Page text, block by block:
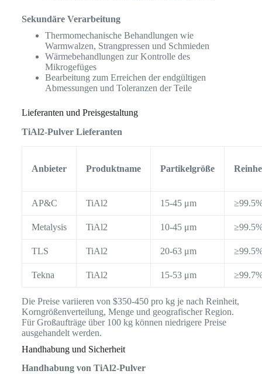
Sekundäre Verarbeitung
Thermomechanische Behandlungen wie
Warmwalzen, Strangpressen und Schmieden
Wärmebehandlungen zur Kontrolle des
Mikrogefüges
Bearbeitung zum Erreichen der endgültigen
Abmessungen und Toleranzen der Teile
Lieferanten und Preisgestaltung
TiAl2-Pulver Lieferanten
Anbieter Produktname Partikelgröße
AP&C TiAl2 15-45 μm
Metalysis TiAl2 10-45 μm
TLS TiAl2 20-63 μm
Tekna TiAl2 15-53 μm
Die Preise variieren von $350-450 pro kg je nach Reinheit,
Korngrößenverteilung, Menge und geografischer Region.
Für Großaufträge über 100 kg können niedrigere Preise
ausgehandelt werden.
Handhabung und Sicherheit
Handhabung von TiAl2-Pulver